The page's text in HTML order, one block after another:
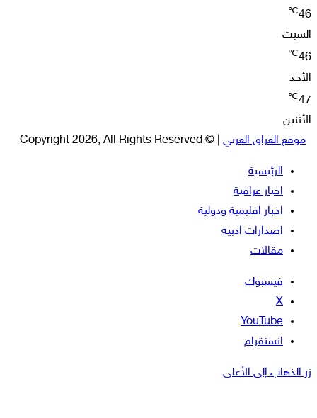
46
℃
السبت
46
℃
الأحد
47
℃
الأثنين
موقع العراق العربي | © Copyright 2026, All Rights Reserved
الرئيسية
اخبار عراقية
اخبار اقليمية ودولية
اصدارات ادبية
مقالات
فيسبوك
‫X
‫YouTube
انستقرام
زر الذهاب إلى الأعلى